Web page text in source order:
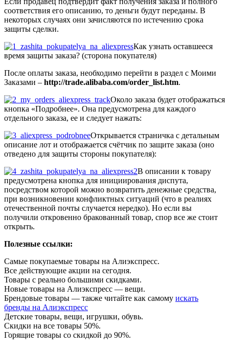
соответствия его описанию, то деньги будут переданы. В
некоторых случаях они зачисляются по истечению срока
защиты сделки.
Как узнать оставшееся
время защиты заказа? (сторона покупателя)
После оплаты заказа, необходимо перейти в раздел с Моими
Заказами – http://trade.alibaba.com/order_list.htm.
Около заказа будет отображаться
кнопка «Подробнее». Она предусмотрена для каждого
отдельного заказа, ее и следует нажать:
Открывается страничка с детальным
описание лот и отображается счётчик по защите заказа (оно
отведено для защиты стороны покупателя):
В описании к товару
предусмотрена кнопка для инициирования диспута,
посредством которой можно возвратить денежные средства,
при возникновении конфликтных ситуаций (что в реалиях
отечественной почты случается нередко). Но если вы
получили откровенно бракованный товар, спор все же стоит
открыть.
Полезные ссылки:
Самые покупаемые товары на Алиэкспресс.
Все действующие акции на сегодня.
Товары с реально большими скидками.
Новые товары на Алиэкспресс — вещи.
Брендовые товары — также читайте как самому искать
бренды на Алиэкспресс
Детские товары, вещи, игрушки, обувь.
Скидки на все товары 50%.
Горящие товары со скидкой до 90%.